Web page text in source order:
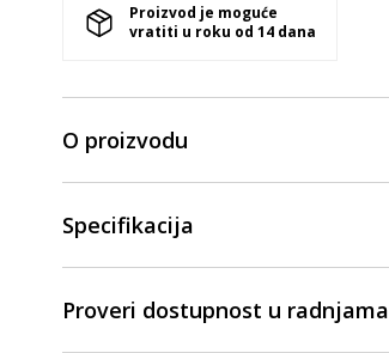
Proizvod je moguće
vratiti u roku od 14 dana
O proizvodu
Specifikacija
Proveri dostupnost u radnjama